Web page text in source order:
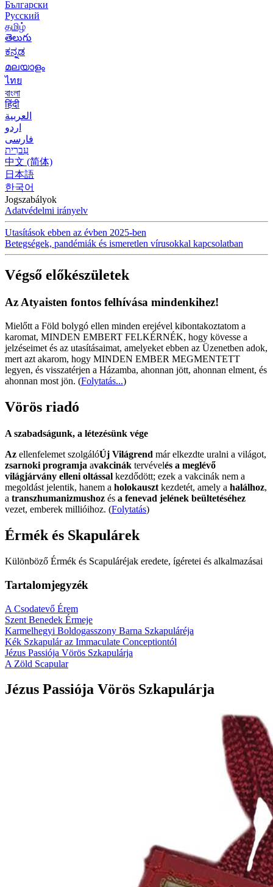
Български
Русский
தமிழ்
తెలుగు
ಕನ್ನಡ
മലയാളം
ไทย
বাংলা
हिंदी
العربية
اردو
فارسی
עִברִית
中文 (简体)
日本語
한국어
Jogszabályok
Adatvédelmi irányelv
Utasítások ebben az évben 2025-ben
Betegségek, pandémiák és ismeretlen vírusokkal kapcsolatban
Végső előkészületek
Az Atyaisten fontos felhívása mindenkihez!
Mielőtt a Föld bolygó ellen minden erejével kibontakoztatom a
karomat, MINDEN EMBERT FELKÉRNÉK, hogy kövesse a
jelzéseimet és az utasításaimat, amelyeket ebben az Üzenetben adok,
mert azt akarom, hogy MINDEN EMBER MEGMENTETT
legyen, és visszatérjen a Házamba, ahonnan jött, ahonnan elment, és
ahonnan most jön. (Folytatás...)
Vörös riadó
A szabadságunk, a létezésünk vége
Az ellenfelemet szolgálóÚj Világrend már elkezdte uralni a világot,
zsarnoki programja avakcinák tervévelés a meglévő
világjárvány elleni oltással kezdődött; ezek a vakcinák nem a
megoldást jelentik, hanem a holokauszt kezdetét, amely a halálhoz,
a transzhumanizmushoz és a fenevad jelének beültetéséhez
vezet, emberek millióihoz. (Folytatás)
Érmék és Skapulárek
Különböző Érmék és Scapuláréjak eredete, ígéretei és alkalmazásai
Tartalomjegyzék
A Csodatevő Érem
Szent Benedek Érmeje
Karmelhegyi Boldogasszony Barna Szkapuláréja
Kék Szkapulár az Immaculate Conceptiontól
Jézus Passiója Vörös Szkapulárja
A Zöld Scapular
Jézus Passiója Vörös Szkapulárja